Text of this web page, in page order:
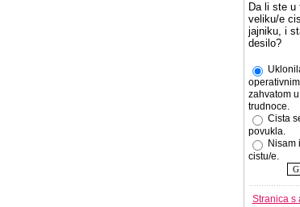
Da li ste u
veliku/e
jajniku, i
desilo?
operativnim
zahvatom
trudnoce.
Cista
povukla.
Nisam
cistu/e.
Stranica s